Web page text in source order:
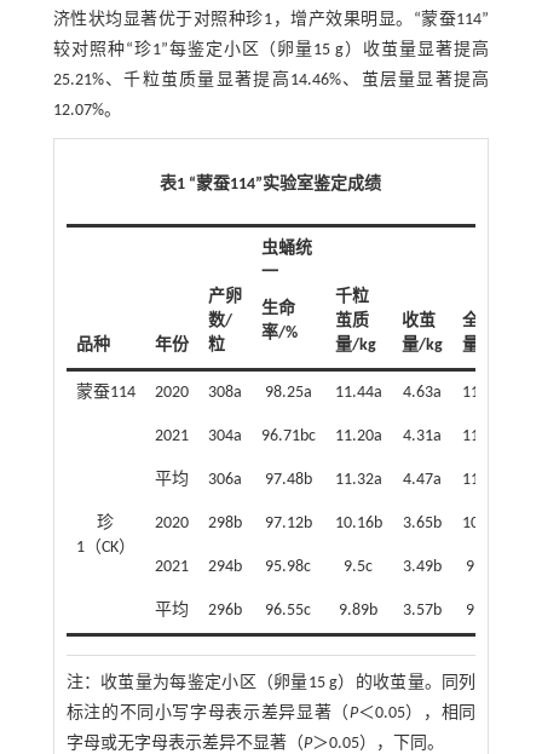
济性状均显著优于对照种珍1，增产效果明显。“蒙蚕114”
较对照种“珍1”每鉴定小区（卵量15 g）收茧量显著提高
25.21%、千粒茧质量显著提高14.46%、茧层量显著提高
12.07%。
表1 “蒙蚕114”实验室鉴定成绩
品种 年份
产卵
数/
粒
虫蛹统
一
生命
率/%
千粒
茧质
量/kg
收茧
量/kg
全茧
量/g
蒙蚕114 2020 308a 98.25a 11.44a 4.63a 11.21a
2021 304a 96.71bc 11.20a 4.31a 11.29a
平均 306a 97.48b 11.32a 4.47a 11.25a
珍
1（CK）
2020 298b 97.12b 10.16b 3.65b 10.01b
2021 294b 95.98c 9.5c 3.49b 9.83b
平均 296b 96.55c 9.89b 3.57b 9.92b
注： 收茧量为每鉴定小区（卵量15 g）的收茧量。同列
标注的不同小写字母表示差异显著（P＜0.05），相同
字母或无字母表示差异不显著（P＞0.05），下同。